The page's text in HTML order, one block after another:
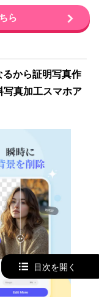
ら
から証明写真作
写真加工スマホア
目次を開く